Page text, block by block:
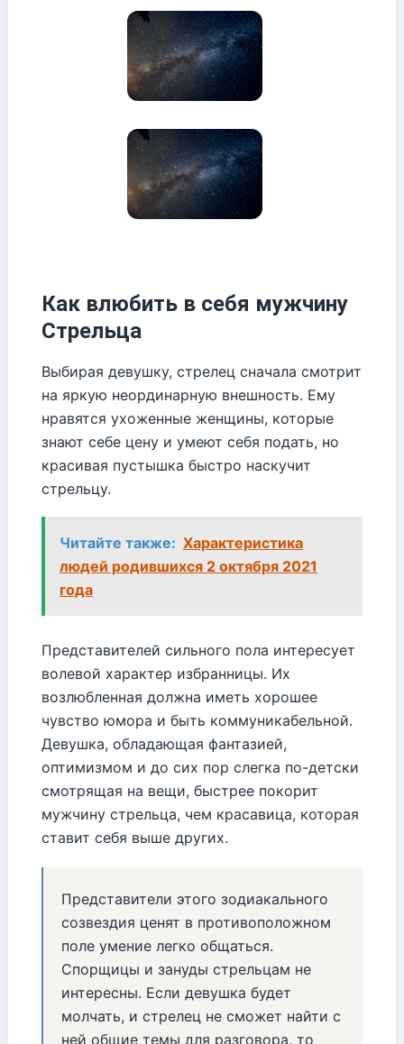
Как влюбить в себя мужчину
Стрельца
Выбирая девушку, стрелец сначала смотрит
на яркую неординарную внешность. Ему
нравятся ухоженные женщины, которые
знают себе цену и умеют себя подать, но
красивая пустышка быстро наскучит
стрельцу.
Читайте также: Характеристика
людей родившихся 2 октября 2021
года
Представителей сильного пола интересует
волевой характер избранницы. Их
возлюбленная должна иметь хорошее
чувство юмора и быть коммуникабельной.
Девушка, обладающая фантазией,
оптимизмом и до сих пор слегка по-детски
смотрящая на вещи, быстрее покорит
мужчину стрельца, чем красавица, которая
ставит себя выше других.
Представители этого зодиакального
созвездия ценят в противоположном
поле умение легко общаться.
Спорщицы и зануды стрельцам не
интересны. Если девушка будет
молчать, и стрелец не сможет найти с
ней общие темы для разговора, то